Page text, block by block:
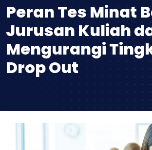
Peran Tes Minat
Jurusan Kuliah
Mengurangi
Drop Out